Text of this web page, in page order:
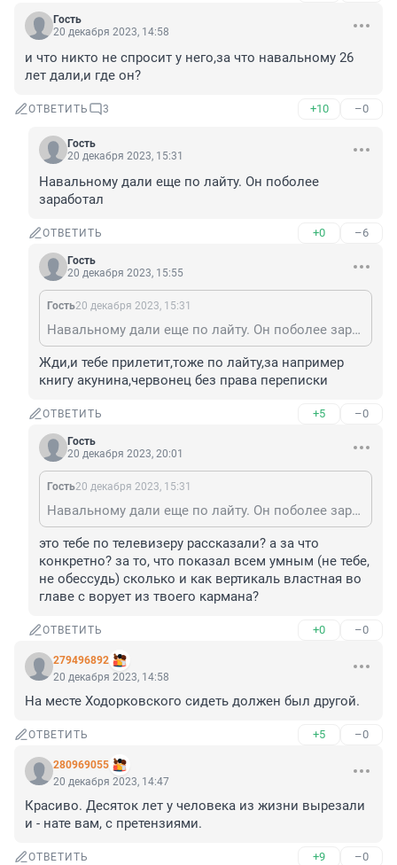
Гость
20 декабря 2023, 14:58
и что никто не спросит у него,за что навальному 26
лет дали,и где он?
ОТВЕТИТЬ 3 +10 –0
Гость
20 декабря 2023, 15:31
Навальному дали еще по лайту. Он поболее
заработал
ОТВЕТИТЬ +0 –6
Гость
20 декабря 2023, 15:55
Гость20 декабря 2023, 15:31
Навальному дали еще по лайту. Он поболее заработал
Жди,и тебе прилетит,тоже по лайту,за например
книгу акунина,червонец без права переписки
ОТВЕТИТЬ +5 –0
Гость
20 декабря 2023, 20:01
Гость20 декабря 2023, 15:31
Навальному дали еще по лайту. Он поболее заработал
это тебе по телевизеру рассказали? а за что
конкретно? за то, что показал всем умным (не тебе,
не обессудь) сколько и как вертикаль властная во
главе с ворует из твоего кармана?
ОТВЕТИТЬ +0 –0
279496892
20 декабря 2023, 14:58
На месте Ходорковского сидеть должен был другой.
ОТВЕТИТЬ +5 –0
280969055
20 декабря 2023, 14:47
Красиво. Десяток лет у человека из жизни вырезали
и - нате вам, с претензиями.
ОТВЕТИТЬ +9 –0